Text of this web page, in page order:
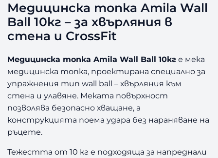
и
н
с
к
т
о
п
к
а
A
l
Медицинска топка Amila Wall
Ball 10кг – за хвърляния в
стена и CrossFit
Медицинска топка Amila Wall Ball 10кг е мека
медицинска топка, проектирана специално за
упражнения тип wall ball – хвърляния към
стена и улавяне. Меката повърхност
позволява безопасно хващане, а
конструкцията поема удара без нараняване на
ръцете.
Тежестта от 10 кг е подходяща за напреднали